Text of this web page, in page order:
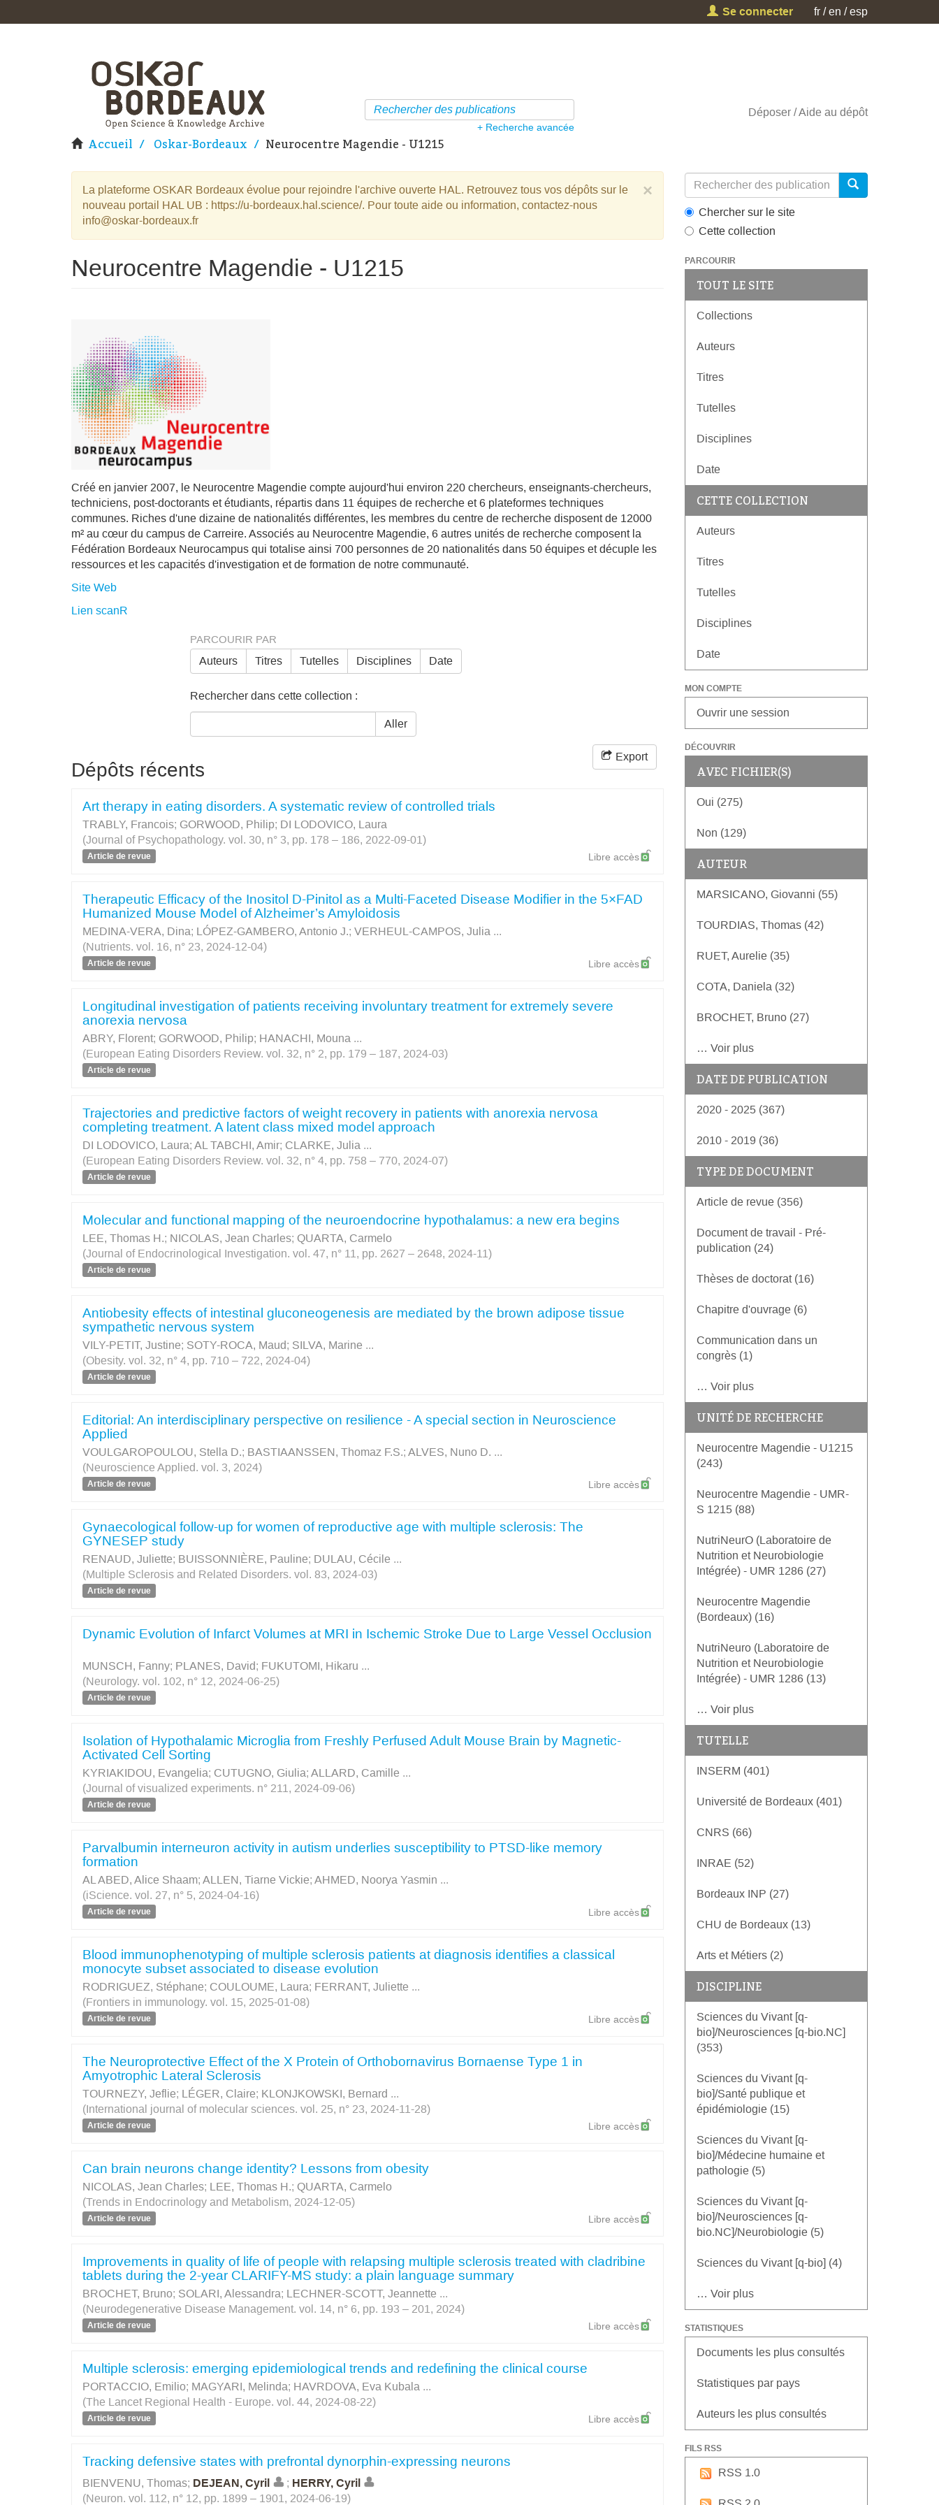
Se connecter fr en esp
+ Recherche avancée
Déposer Aide au dépôt
Accueil Oskar-Bordeaux Neurocentre Magendie - U1215
×
La plateforme OSKAR Bordeaux évolue pour rejoindre l'archive ouverte HAL. Retrouvez tous vos dépôts sur le
nouveau portail HAL UB : https://u-bordeaux.hal.science/. Pour toute aide ou information, contactez-nous
info@oskar-bordeaux.fr
Neurocentre Magendie - U1215
Créé en janvier 2007, le Neurocentre Magendie compte aujourd'hui environ 220 chercheurs, enseignants-chercheurs,
techniciens, post-doctorants et étudiants, répartis dans 11 équipes de recherche et 6 plateformes techniques
communes. Riches d'une dizaine de nationalités différentes, les membres du centre de recherche disposent de 12000
m² au cœur du campus de Carreire. Associés au Neurocentre Magendie, 6 autres unités de recherche composent la
Fédération Bordeaux Neurocampus qui totalise ainsi 700 personnes de 20 nationalités dans 50 équipes et décuple les
ressources et les capacités d'investigation et de formation de notre communauté.
Site Web
Lien scanR
PARCOURIR PAR
Auteurs
Titres Tutelles Disciplines Date
Rechercher dans cette collection :
Aller
Export
Dépôts récents
Art therapy in eating disorders. A systematic review of controlled trials
TRABLY, Francois; GORWOOD, Philip; DI LODOVICO, Laura
(Journal of Psychopathology. vol. 30, n° 3, pp. 178 – 186, 2022-09-01)
Article de revue Libre accès
Therapeutic Efficacy of the Inositol D-Pinitol as a Multi-Faceted Disease Modifier in the 5×FAD
Humanized Mouse Model of Alzheimer’s Amyloidosis
MEDINA-VERA, Dina; LÓPEZ-GAMBERO, Antonio J.; VERHEUL-CAMPOS, Julia ...
(Nutrients. vol. 16, n° 23, 2024-12-04)
Article de revue Libre accès
Longitudinal investigation of patients receiving involuntary treatment for extremely severe
anorexia nervosa
ABRY, Florent; GORWOOD, Philip; HANACHI, Mouna ...
(European Eating Disorders Review. vol. 32, n° 2, pp. 179 – 187, 2024-03)
Article de revue
Trajectories and predictive factors of weight recovery in patients with anorexia nervosa
completing treatment. A latent class mixed model approach
DI LODOVICO, Laura; AL TABCHI, Amir; CLARKE, Julia ...
(European Eating Disorders Review. vol. 32, n° 4, pp. 758 – 770, 2024-07)
Article de revue
Molecular and functional mapping of the neuroendocrine hypothalamus: a new era begins
LEE, Thomas H.; NICOLAS, Jean Charles; QUARTA, Carmelo
(Journal of Endocrinological Investigation. vol. 47, n° 11, pp. 2627 – 2648, 2024-11)
Article de revue
Antiobesity effects of intestinal gluconeogenesis are mediated by the brown adipose tissue
sympathetic nervous system
VILY-PETIT, Justine; SOTY-ROCA, Maud; SILVA, Marine ...
(Obesity. vol. 32, n° 4, pp. 710 – 722, 2024-04)
Article de revue
Editorial: An interdisciplinary perspective on resilience - A special section in Neuroscience
Applied
VOULGAROPOULOU, Stella D.; BASTIAANSSEN, Thomaz F.S.; ALVES, Nuno D. ...
(Neuroscience Applied. vol. 3, 2024)
Article de revue Libre accès
Gynaecological follow-up for women of reproductive age with multiple sclerosis: The
GYNESEP study
RENAUD, Juliette; BUISSONNIÈRE, Pauline; DULAU, Cécile ...
(Multiple Sclerosis and Related Disorders. vol. 83, 2024-03)
Article de revue
Dynamic Evolution of Infarct Volumes at MRI in Ischemic Stroke Due to Large Vessel Occlusion
MUNSCH, Fanny; PLANES, David; FUKUTOMI, Hikaru ...
(Neurology. vol. 102, n° 12, 2024-06-25)
Article de revue
Isolation of Hypothalamic Microglia from Freshly Perfused Adult Mouse Brain by Magnetic-
Activated Cell Sorting
KYRIAKIDOU, Evangelia; CUTUGNO, Giulia; ALLARD, Camille ...
(Journal of visualized experiments. n° 211, 2024-09-06)
Article de revue
Parvalbumin interneuron activity in autism underlies susceptibility to PTSD-like memory
formation
AL ABED, Alice Shaam; ALLEN, Tiarne Vickie; AHMED, Noorya Yasmin ...
(iScience. vol. 27, n° 5, 2024-04-16)
Article de revue Libre accès
Blood immunophenotyping of multiple sclerosis patients at diagnosis identifies a classical
monocyte subset associated to disease evolution
RODRIGUEZ, Stéphane; COULOUME, Laura; FERRANT, Juliette ...
(Frontiers in immunology. vol. 15, 2025-01-08)
Article de revue Libre accès
The Neuroprotective Effect of the X Protein of Orthobornavirus Bornaense Type 1 in
Amyotrophic Lateral Sclerosis
TOURNEZY, Jeflie; LÉGER, Claire; KLONJKOWSKI, Bernard ...
(International journal of molecular sciences. vol. 25, n° 23, 2024-11-28)
Article de revue Libre accès
Can brain neurons change identity? Lessons from obesity
NICOLAS, Jean Charles; LEE, Thomas H.; QUARTA, Carmelo
(Trends in Endocrinology and Metabolism, 2024-12-05)
Article de revue Libre accès
Improvements in quality of life of people with relapsing multiple sclerosis treated with cladribine
tablets during the 2-year CLARIFY-MS study: a plain language summary
BROCHET, Bruno; SOLARI, Alessandra; LECHNER-SCOTT, Jeannette ...
(Neurodegenerative Disease Management. vol. 14, n° 6, pp. 193 – 201, 2024)
Article de revue Libre accès
Multiple sclerosis: emerging epidemiological trends and redefining the clinical course
PORTACCIO, Emilio; MAGYARI, Melinda; HAVRDOVA, Eva Kubala ...
(The Lancet Regional Health - Europe. vol. 44, 2024-08-22)
Article de revue Libre accès
Tracking defensive states with prefrontal dynorphin-expressing neurons
BIENVENU, Thomas; DEJEAN, Cyril ; HERRY, Cyril
(Neuron. vol. 112, n° 12, pp. 1899 – 1901, 2024-06-19)
Chercher sur le site
Cette collection
PARCOURIR
TOUT LE SITE
Collections
Auteurs
Titres
Tutelles
Disciplines
Date
CETTE COLLECTION
Auteurs
Titres
Tutelles
Disciplines
Date
MON COMPTE
Ouvrir une session
DÉCOUVRIR
AVEC FICHIER(S)
Oui (275)
Non (129)
AUTEUR
MARSICANO, Giovanni (55)
TOURDIAS, Thomas (42)
RUET, Aurelie (35)
COTA, Daniela (32)
BROCHET, Bruno (27)
… Voir plus
DATE DE PUBLICATION
2020 - 2025 (367)
2010 - 2019 (36)
TYPE DE DOCUMENT
Article de revue (356)
Document de travail - Pré-
publication (24)
Thèses de doctorat (16)
Chapitre d'ouvrage (6)
Communication dans un
congrès (1)
… Voir plus
UNITÉ DE RECHERCHE
Neurocentre Magendie - U1215
(243)
Neurocentre Magendie - UMR-
S 1215 (88)
NutriNeurO (Laboratoire de
Nutrition et Neurobiologie
Intégrée) - UMR 1286 (27)
Neurocentre Magendie
(Bordeaux) (16)
NutriNeuro (Laboratoire de
Nutrition et Neurobiologie
Intégrée) - UMR 1286 (13)
… Voir plus
TUTELLE
INSERM (401)
Université de Bordeaux (401)
CNRS (66)
INRAE (52)
Bordeaux INP (27)
CHU de Bordeaux (13)
Arts et Métiers (2)
DISCIPLINE
Sciences du Vivant [q-
bio]/Neurosciences [q-bio.NC]
(353)
Sciences du Vivant [q-
bio]/Santé publique et
épidémiologie (15)
Sciences du Vivant [q-
bio]/Médecine humaine et
pathologie (5)
Sciences du Vivant [q-
bio]/Neurosciences [q-
bio.NC]/Neurobiologie (5)
Sciences du Vivant [q-bio] (4)
… Voir plus
STATISTIQUES
Documents les plus consultés
Statistiques par pays
Auteurs les plus consultés
FILS RSS
RSS 1.0